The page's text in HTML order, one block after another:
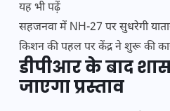
यह भी पढ़ें
सहजनवा में NH-27 पर सुधरेगी
किशन की पहल पर केंद्र ने शुरू की
डीपीआर के बाद
जाएगा प्रस्ताव